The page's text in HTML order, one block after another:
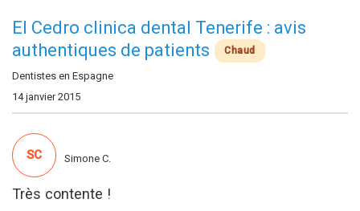
El Cedro clinica dental Tenerife : avis
authentiques de patients
Chaud
Dentistes en Espagne
14 janvier 2015
Très contente !
SC Simone C.